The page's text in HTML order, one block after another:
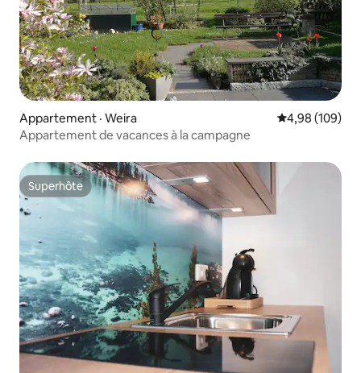
Appartement · Weira Note
4,98 (109)
Appartement de vacances à la campagne
Superhôte
Superhôte